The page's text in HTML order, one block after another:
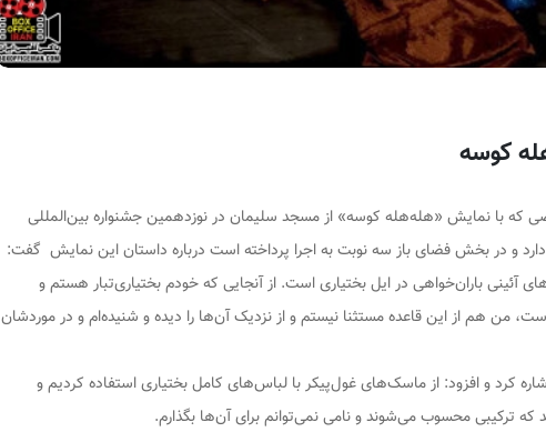
کوسه
که با نمایش «هله‌هله کوسه» از مسجد سلیمان در نوزدهمین جشنواره بین‌المللی
و در بخش فضای باز سه نوبت به اجرا پرداخته است درباره داستان این نمایش گفت:
باران‌خواهی در ایل بختیاری است. از آنجایی که خودم بختیاری‌تبار هستم و
من هم از این قاعده مستثنا نیستم و از نزدیک آن‌ها را دیده و شنیده‌ام و در موردشان
کرد و افزود: از ماسک‌های غول‌پیکر با لباس‌های کامل بختیاری استفاده کردیم و
ترکیبی محسوب می‌شوند و نامی نمی‌توانم برای آن‌ها بگذارم.